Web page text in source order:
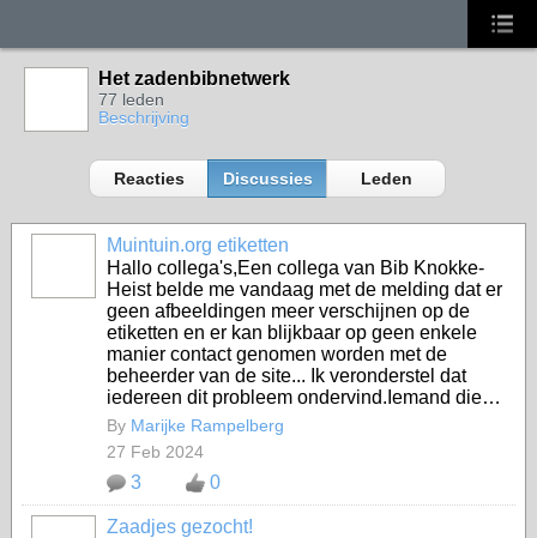
Het zadenbibnetwerk
77 leden
Beschrijving
Reacties Discussies Leden
Muintuin.org etiketten
Hallo collega's,Een collega van Bib Knokke-
Heist belde me vandaag met de melding dat er
geen afbeeldingen meer verschijnen op de
etiketten en er kan blijkbaar op geen enkele
manier contact genomen worden met de
beheerder van de site... Ik veronderstel dat
iedereen dit probleem ondervind.Iemand die…
By Marijke Rampelberg
27 Feb 2024
3 0
Zaadjes gezocht!